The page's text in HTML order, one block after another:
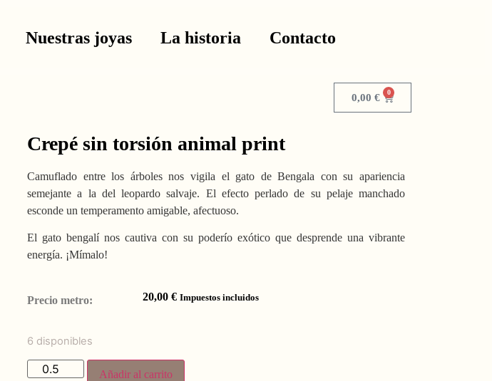
Nuestras joyas La historia Contacto
0,00 € 0
Crepé sin torsión animal print
Camuflado entre los árboles nos vigila el gato de Bengala con su apariencia
semejante a la del leopardo salvaje. El efecto perlado de su pelaje manchado
esconde un temperamento amigable, afectuoso.
El gato bengalí nos cautiva con su poderío exótico que desprende una vibrante
energía. ¡Mímalo!
Precio metro: 20,00 € Impuestos incluidos
6 disponibles
Añadir al carrito